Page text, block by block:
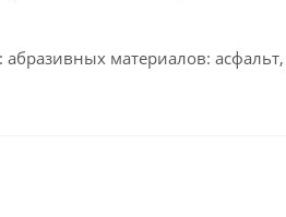
материалов: